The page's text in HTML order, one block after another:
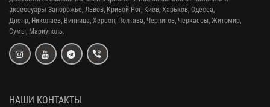
аксессуары Запорожье, Львов, Кривой Рог, Киев, Харьков, Одесса,
Днепр, Николаев, Винница, Херсон, Полтава, Чернигов, Черкассы, Житомир,
Сумы, Мариуполь.
НАШИ КОНТАКТЫ